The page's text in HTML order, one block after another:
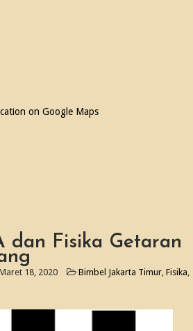
on Google Maps
dan Fisika Getaran
18, 2020 Bimbel Jakarta Timur,Fisika,